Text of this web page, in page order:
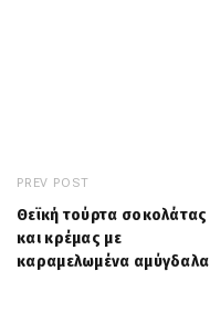
PREV POST
Θεϊκή τούρτα σοκολάτας
και κρέμας με
καραμελωμένα αμύγδαλα